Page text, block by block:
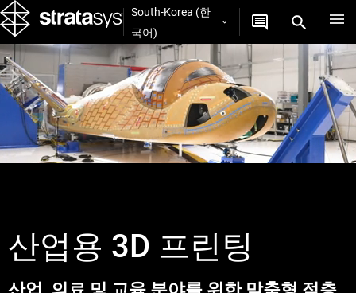
South-Korea (한
국어)
산업용 3D 프린팅